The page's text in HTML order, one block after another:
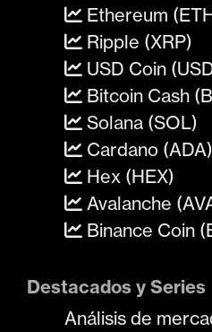
Ethereum
Ripple (XRP)
USD Coin
Bitcoin Cash
Solana (SOL)
Cardano (ADA)
Hex (HEX)
Avalanche
Binance Coin
Destacados y Series
Análisis de